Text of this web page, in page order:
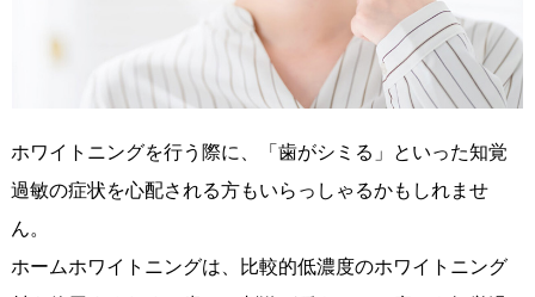
ホワイトニングを行う際に、「歯がシミる」といった知覚
過敏の症状を心配される方もいらっしゃるかもしれませ
ん。
ホームホワイトニングは、比較的低濃度のホワイトニング